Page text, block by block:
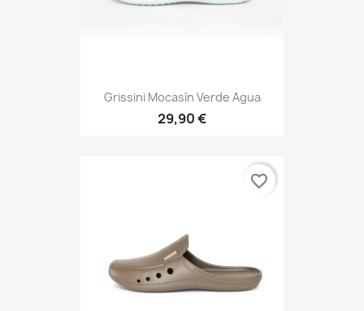
Grissini Mocasín Verde Agua
29,90 €
favorite_border